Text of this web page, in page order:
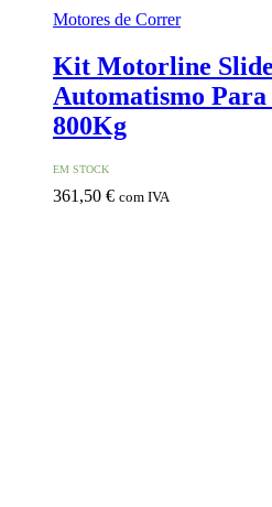
Motores de Correr
Kit Motorline
Automatismo
800Kg
EM STOCK
361,50 € com IVA